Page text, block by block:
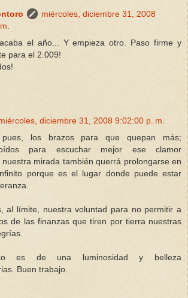
miércoles, diciembre 31, 2008
el año... Y empieza otro. Paso firme y
para el 2.009!
diciembre 31, 2008 9:02:00 p. m.
pues, los brazos para que quepan más;
para escuchar mejor ese clamor
nuestra mirada también querrá prolongarse en
porque es el lugar donde puede estar
al límite, nuestra voluntad para no permitir a
de las finanzas que tiren por tierra nuestras
es de una luminosidad y belleza
Buen trabajo.